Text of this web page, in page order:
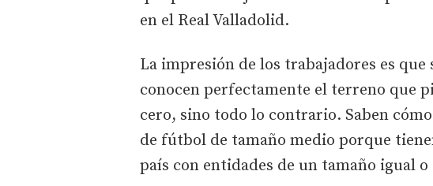
en el Real Valladolid.
La impresión de los trabajadores es
conocen perfectamente el terreno que
cero, sino todo lo contrario. Saben
de fútbol de tamaño medio porque
país con entidades de un tamaño igual